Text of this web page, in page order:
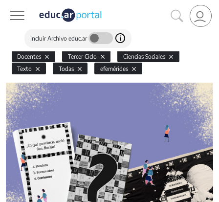
Incluir Archivo educ.ar
Docentes Tercer Ciclo
Ciencias Sociales
Texto
Todas efemérides